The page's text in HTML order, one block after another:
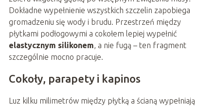
Dokładne wypełnienie wszystkich szczelin zapobiega
gromadzeniu się wody i brudu. Przestrzeń między
płytkami podłogowymi a cokołem lepiej wypełnić
elastycznym silikonem, a nie fugą – ten fragment
szczególnie mocno pracuje.
Cokoły, parapety i kapinos
Luz kilku milimetrów między płytką a ścianą wypełniają